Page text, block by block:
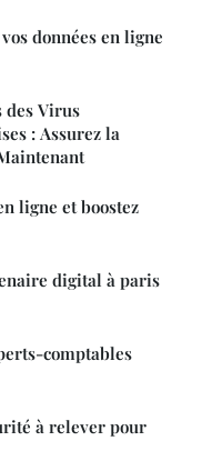
données en ligne
des Virus
: Assurez la
ligne et boostez
digital à paris
comptables
à relever pour